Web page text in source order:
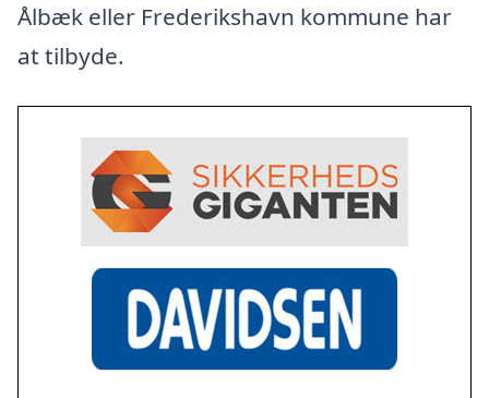
Ålbæk eller Frederikshavn kommune har
at tilbyde.